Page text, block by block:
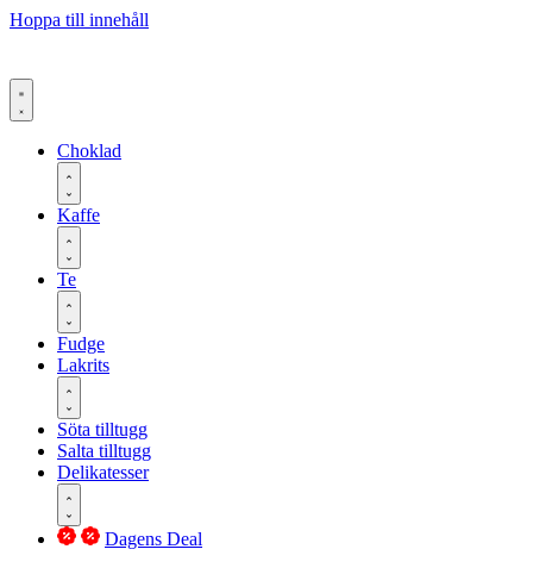
Hoppa till innehåll
Choklad
Kaffe
Te
Fudge
Lakrits
Söta tilltugg
Salta tilltugg
Delikatesser
Dagens Deal